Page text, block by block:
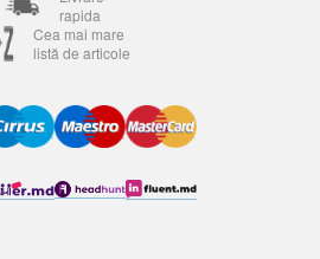
rapida
Cea mai mare
listă de articole